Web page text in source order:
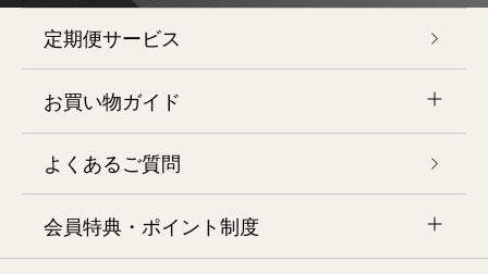
インナーケア
初回限定お試しセット
独自の美容成分 ミューンS®
肌に近い 久米島海洋深層水
アロマテラピー
定期便サービス
お買い物ガイド
お買物手順について
商品のお届けについて
よくあるご質問
会員特典・ポイント制度